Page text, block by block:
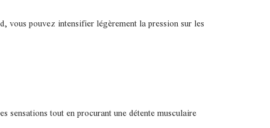
vous pouvez intensifier légèrement la pression sur les
tout en procurant une détente musculaire